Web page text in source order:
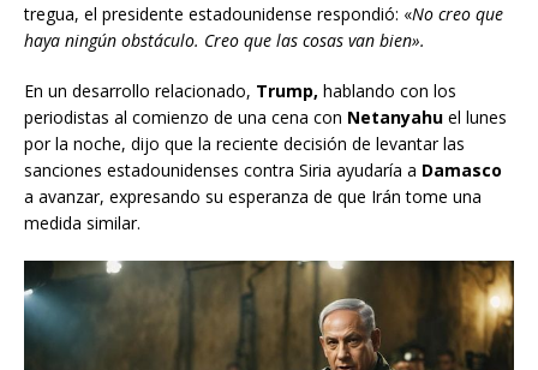
tregua, el presidente estadounidense respondió: «No creo que
haya ningún obstáculo. Creo que las cosas van bien».
En un desarrollo relacionado, Trump, hablando con los
periodistas al comienzo de una cena con Netanyahu el lunes
por la noche, dijo que la reciente decisión de levantar las
sanciones estadounidenses contra Siria ayudaría a Damasco
a avanzar, expresando su esperanza de que Irán tome una
medida similar.